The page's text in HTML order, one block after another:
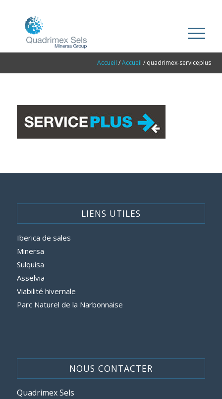
Accueil /Accueil / quadrimex-serviceplus
LIENS UTILES
Iberica de sales
Minersa
Sulquisa
Asselvia
Viabilité hivernale
Parc Naturel de la Narbonnaise
NOUS CONTACTER
Quadrimex Sels